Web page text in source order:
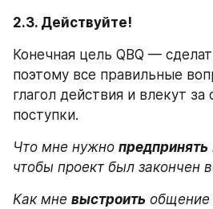
2.3. Действуйте!
Конечная цель QBQ —
поэтому все правильные
глагол действия и влекут
поступки.
Что мне нужно предпринять
чтобы проект был закончен
Как мне выстроить общение